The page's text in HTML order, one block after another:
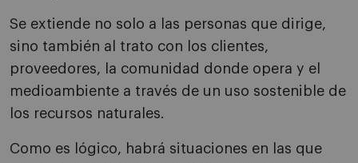
Se extiende no solo a las personas que dirige,
sino también al trato con los clientes,
proveedores, la comunidad donde opera y el
medioambiente a través de un uso sostenible de
los recursos naturales.
Como es lógico, habrá situaciones en las que